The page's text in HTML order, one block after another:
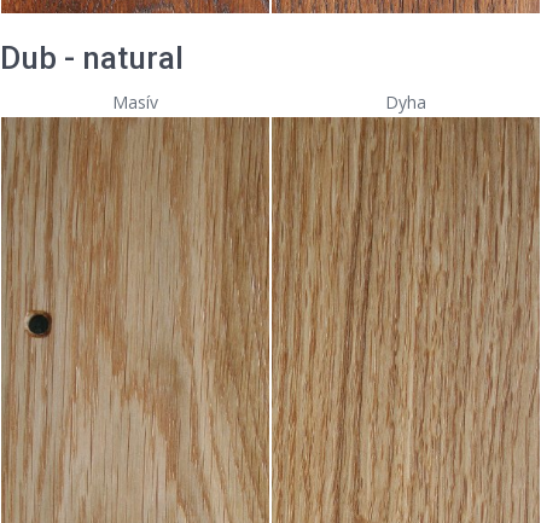
Dub - natural
Masív Dyha